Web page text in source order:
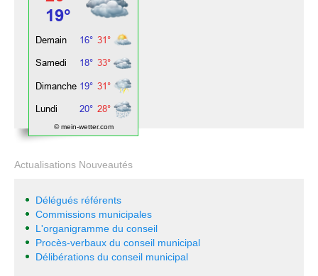
© mein-wetter.com
Actualisations Nouveautés
Délégués référents
Commissions municipales
L'organigramme du conseil
Procès-verbaux du conseil municipal
Délibérations du conseil municipal